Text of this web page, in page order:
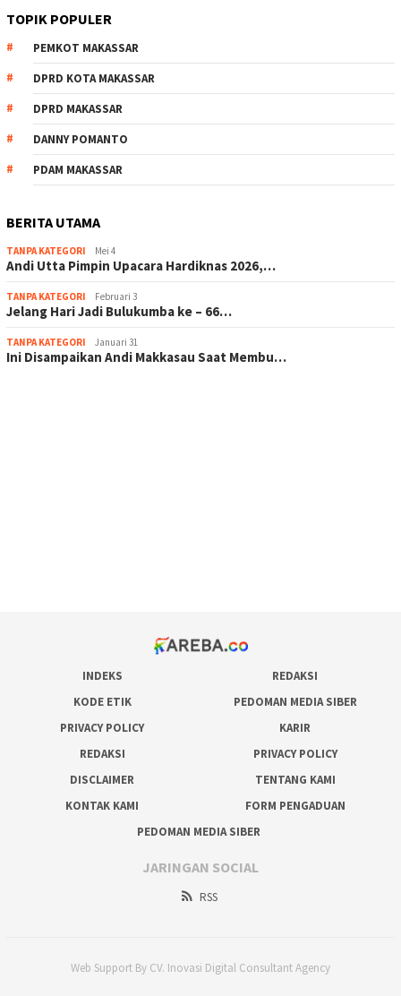
TOPIK POPULER
PEMKOT MAKASSAR
DPRD KOTA MAKASSAR
DPRD MAKASSAR
DANNY POMANTO
PDAM MAKASSAR
BERITA UTAMA
TANPA KATEGORI Mei 4
Andi Utta Pimpin Upacara Hardiknas 2026,…
TANPA KATEGORI Februari 3
Jelang Hari Jadi Bulukumba ke – 66…
TANPA KATEGORI Januari 31
Ini Disampaikan Andi Makkasau Saat Membu…
INDEKS
REDAKSI
KODE ETIK
PEDOMAN MEDIA SIBER
PRIVACY POLICY
KARIR
REDAKSI
PRIVACY POLICY
DISCLAIMER
TENTANG KAMI
KONTAK KAMI
FORM PENGADUAN
PEDOMAN MEDIA SIBER
JARINGAN SOCIAL
RSS
Web Support By CV. Inovasi Digital Consultant Agency